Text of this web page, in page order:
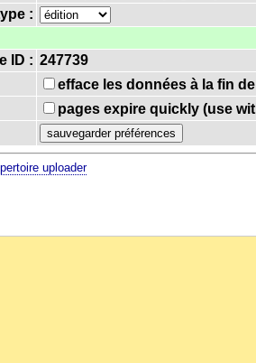
:
ID : 247739
efface les données à la fin
pages expire quickly (use
uploader